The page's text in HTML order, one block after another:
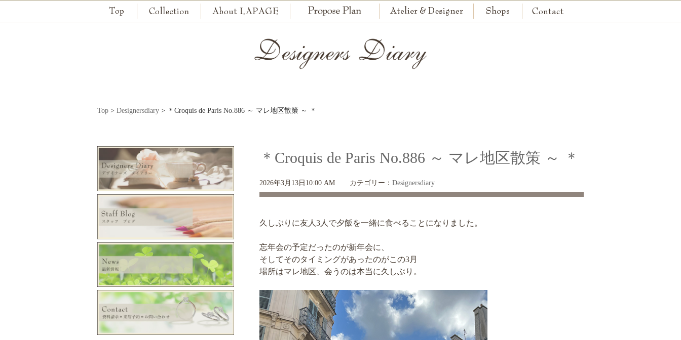
京都本店
神戸本店
Top > Designersdiary > ＊Croquis de Paris No.886 ～ マレ地区散策 ～ ＊
＊Croquis de Paris No.886 ～ マレ地区散策 ～ ＊
2026年3月13日10:00 AM カテゴリー： Designersdiary
久しぶりに友人3人で夕飯を一緒に食べることになりました。
忘年会の予定だったのが新年会に、
そしてそのタイミングがあったのがこの3月
場所はマレ地区、会うのは本当に久しぶり。